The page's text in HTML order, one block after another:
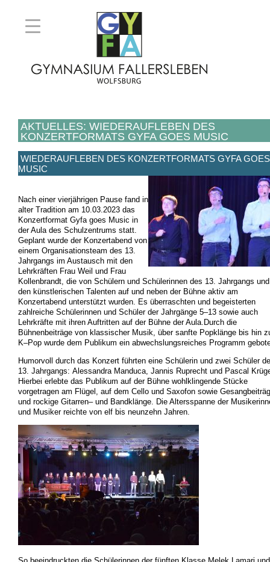
AKTUELLES: WIEDERAUFLEBEN DES
KONZERTFORMATS GYFA GOES MUSIC
WIEDERAUFLEBEN DES KONZERTFORMATS GYFA GOES
MUSIC
Nach einer vierjährigen Pause fand in
alter Tradition am 10.03.2023 das
Konzertformat Gyfa goes Music in
der Aula des Schulzentrums statt.
Geplant wurde der Konzertabend von
einem Organisationsteam des 13.
Jahrgangs im Austausch mit den
Lehrkräften Frau Weil und Frau
Kollenbrandt, die von Schülern und Schülerinnen des 13. Jahrgangs und
den künstlerischen Talenten auf und neben der Bühne aktiv am
Konzertabend unterstützt wurden. Es überraschten und begeisterten
zahlreiche Schülerinnen und Schüler der Jahrgänge 5–13 sowie auch
Lehrkräfte mit ihren Auftritten auf der Bühne der Aula. Durch die
Bühnenbeiträge von klassischer Musik , über sanfte Popklänge bis hin
K–Pop wurde dem Publikum ein abwechslungsreiches Programm
Humorvoll durch das Konzert führten eine Schülerin und zwei Schüler
13. Jahrgangs: Alessandra Manduca, Jannis Ruprecht und Pascal
Hierbei erlebte das Publikum auf der Bühne wohlklingende Stücke
vorgetragen am Flügel , auf dem Cello und Saxofon sowie
und rockige Gitarren– und Bandklänge.
Die Altersspanne der
und Musiker reichte von elf bis neunzehn Jahren.